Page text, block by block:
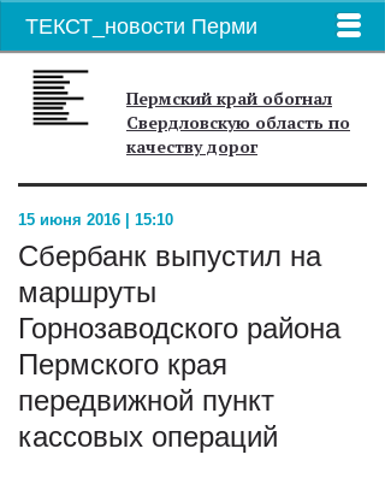
ТЕКСТ_новости Перми
Пермский край обогнал
Свердловскую область по
качеству дорог
15 июня 2016 | 15:10
Сбербанк выпустил на
маршруты
Горнозаводского района
Пермского края
передвижной пункт
кассовых операций